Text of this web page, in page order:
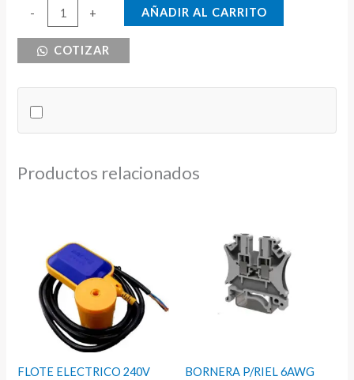
-
FUSIBLE
AMPERIOS
+ AÑADIR AL CARRITO
COTIZAR
Productos relacionados
FLOTE ELECTRICO 240V
BORNERA P/RIEL 6AWG